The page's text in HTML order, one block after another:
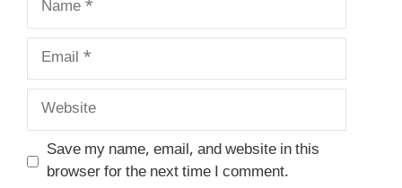
Email
Website
Save my name, email, and website in this
browser for the next time I comment.